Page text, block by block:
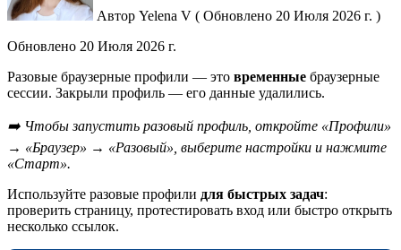
Автор Yelena V ( Обновлено 20 Июля 2026 г. )
Обновлено 20 Июля 2026 г.
Разовые браузерные профили — это временные браузерные
сессии. Закрыли профиль — его данные удалились.
➡️ Чтобы запустить разовый профиль, откройте «Профили»
→ «Браузер» → «Разовый», выберите настройки и нажмите
«Старт».
Используйте разовые профили для быстрых задач:
проверить страницу, протестировать вход или быстро открыть
несколько ссылок.